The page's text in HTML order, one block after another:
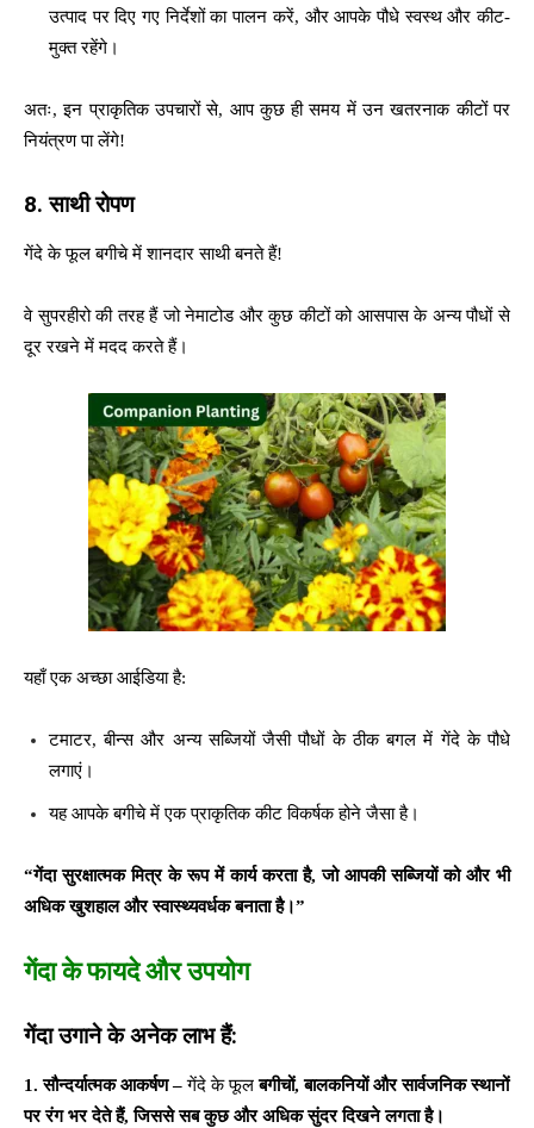
उत्पाद पर दिए गए निर्देशों का पालन करें, और आपके पौधे स्वस्थ और कीट-
मुक्त रहेंगे।
अतः, इन प्राकृतिक उपचारों से, आप कुछ ही समय में उन खतरनाक कीटों पर
नियंत्रण पा लेंगे!
8.साथी रोपण
गेंदे के फूल बगीचे में शानदार साथी बनते हैं!
वे सुपरहीरो की तरह हैं जो नेमाटोड और कुछ कीटों को आसपास के अन्य पौधों से
दूर रखने में मदद करते हैं।
यहाँ एक अच्छा आईडिया है:
टमाटर, बीन्स और अन्य सब्जियों जैसी पौधों के ठीक बगल में गेंदे के पौधे
लगाएं।
यह आपके बगीचे में एक प्राकृतिक कीट विकर्षक होने जैसा है।
“गेंदा सुरक्षात्मक मित्र के रूप में कार्य करता है,जो आपकी सब्जियों को और भी
अधिक खुशहाल और स्वास्थ्यवर्धक बनाता है।”
गेंदा के फायदे और उपयोग
गेंदा उगाने के अनेक लाभ हैं:
1. सौन्दर्यात्मक आकर्षण–गेंदे के फूलबगीचों,बालकनियों और सार्वजनिक स्थानों
पर रंग भर देते हैं,जिससे सब कुछ और अधिक सुंदर दिखने लगता है।